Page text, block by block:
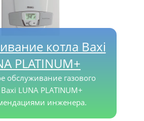
котла Baxi
PLATINUM+
обслуживание газового
LUNA PLATINUM+
инженера.